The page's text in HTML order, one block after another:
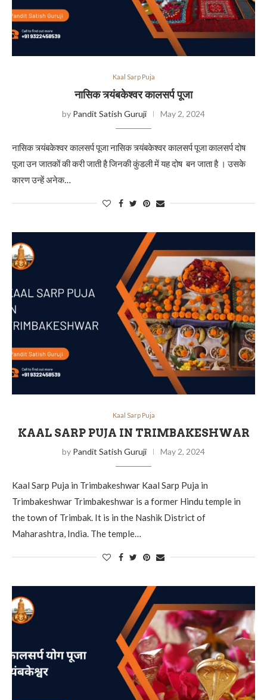
Kaal Sarp Puja
नासिक त्र्यंबकेश्वर कालसर्प पूजा
by Pandit Satish Guruji May 2, 2024
नासिक त्र्यंबकेश्वर कालसर्प पूजा नासिक त्र्यंबकेश्वर कालसर्प पूजा कालसर्प दोष
पूजा उन जातकों की करी जाती है जिनकी कुंडली में यह दोष बन जाता है । उसके
कारण उन्हें अनेक…
Kaal Sarp Puja
KAAL SARP PUJA IN TRIMBAKESHWAR
by Pandit Satish Guruji May 2, 2024
Kaal Sarp Puja in Trimbakeshwar Kaal Sarp Puja in
Trimbakeshwar Trimbakeshwar is a former Hindu temple in
the town of Trimbak. It is in the Nashik District of
Maharashtra, India. The temple…